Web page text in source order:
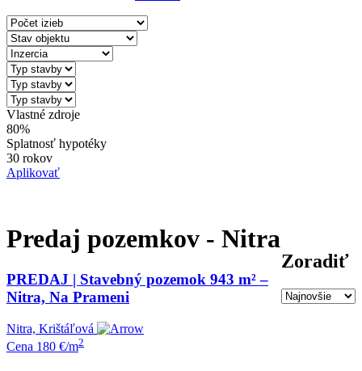
Vlastné zdroje
80%
Splatnosť hypotéky
30 rokov
Aplikovať
Predaj pozemkov - Nitra
Zoradiť
PREDAJ | Stavebný pozemok 943 m² –
Nitra, Na Prameni
Nitra, Krištáľová
Cena 180 €/m2